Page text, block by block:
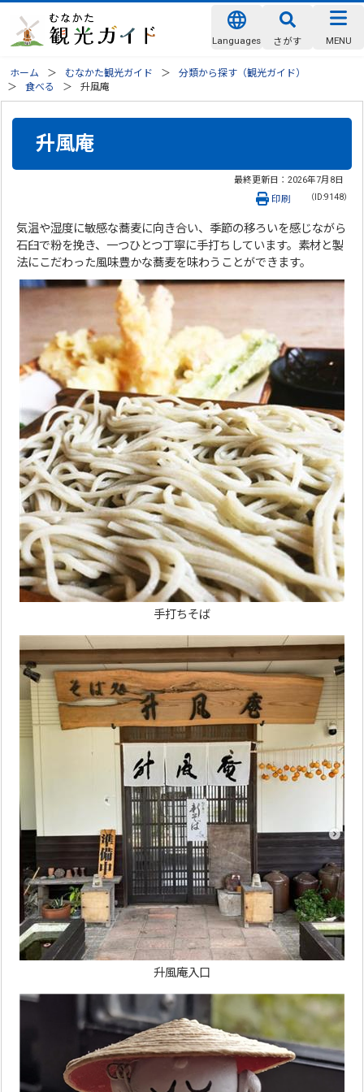
Languages さがす MENU
ホーム むなかた観光ガイド
分類から探す（観光ガイド）
食べる
升風庵
升風庵
最終更新日： 2026年7月8日
（ID:9148）
印刷
気温や湿度に敏感な蕎麦に向き合い、季節の移ろいを感じながら
石臼で粉を挽き、一つひとつ丁寧に手打ちしています。素材と製
法にこだわった風味豊かな蕎麦を味わうことができます。
手打ちそば
升風庵入口